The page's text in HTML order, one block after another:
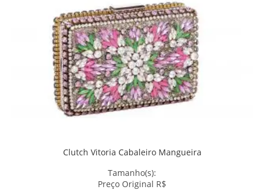
Clutch Vitoria Cabaleiro Mangueira
Tamanho(s):
Preço Original R$